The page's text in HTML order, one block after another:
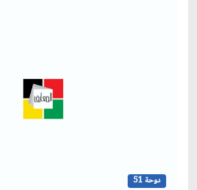
دوحة 51